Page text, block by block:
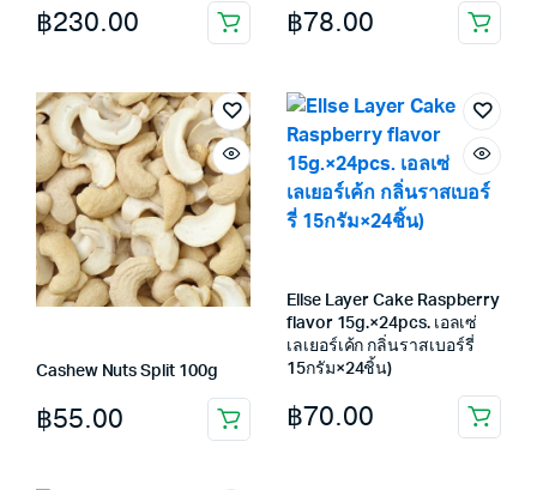
฿230.00 ฿78.00
Cashew Nuts Split 100g
฿55.00
Ellse Layer Cake Raspberry
flavor 15g.×24pcs. เอลเซ่
เลเยอร์เค้ก กลิ่นราสเบอร์รี่
15กรัม×24ชิ้น)
฿70.00